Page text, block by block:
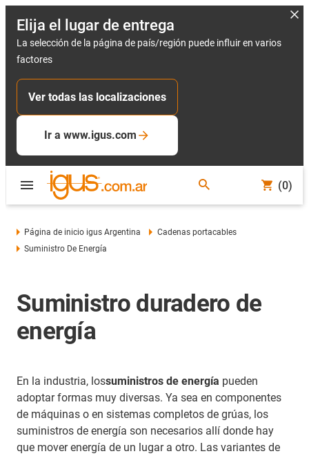
Elija el lugar de entrega
La selección de la página de país/región puede influir en varios
factores
Ver todas las localizaciones
Ir a www.igus.com
(0)
Página de inicio igus Argentina
Cadenas portacables
Suministro De Energía
Suministro duradero de
energía
En la industria, lossuministros de energía pueden
adoptar formas muy diversas. Ya sea en componentes
de máquinas o en sistemas completos de grúas, los
suministros de energía son necesarios allí donde hay
que mover energía de un lugar a otro. Las variantes de